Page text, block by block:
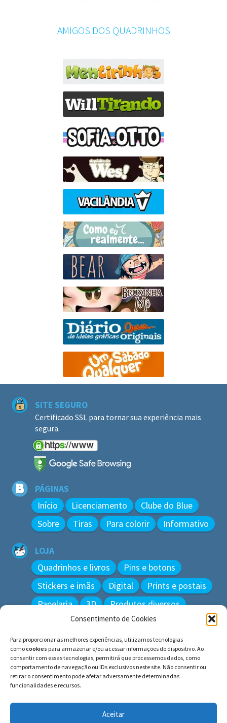
Consentimento de Cookies
Para proporcionar as melhores experiências, utilizamos tecnologias
comocookies para armazenar e/ou acessar informações do dispositivo. Ao
consentir com essas tecnologias, permitirá que processemos dados, como
comportamento de navegação ou IDs exclusivos neste site. Não consentir ou
retirar o consentimento pode afetar adversamente determinadas
funcionalidades e recursos.
Aceitar
AMIGOS DOS QUADRINHOS
SITE SEGURO
Certificado SSL para tornar sua experiência mais
segura.
PÁGINAS
Início Licenciamento
Clube do Blue
Sobre
Tiras Para colorir Informativo
LOJA
Quadrinhos e livros
Pins e botons
Stickers e imãs
Digital
Prints e postais
Papelaria
3D Produtos diversos
Pesquisar
por:
© BLUE e os gatos ∙ todos os direitos reservados.
Histórias inspiradas em gatos reais. Adote e cuide dos